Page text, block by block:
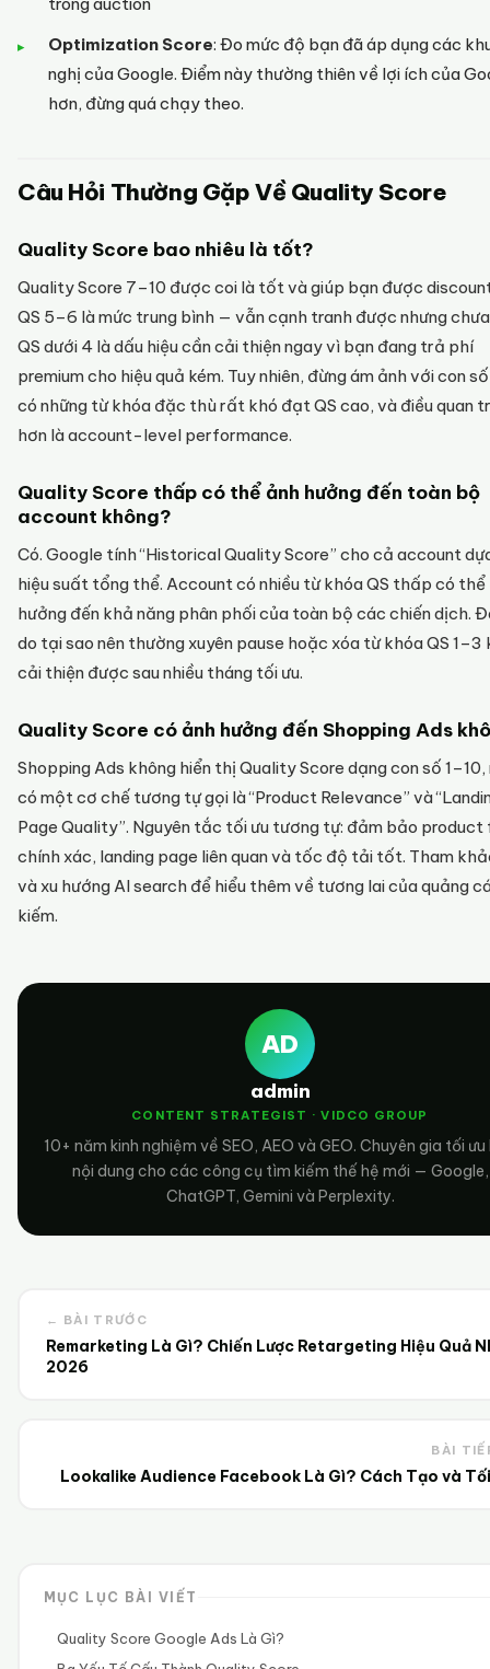
Optimization Score: Đo mức độ bạn đã áp dụng các
nghị của Google. Điểm này thường thiên về lợi ích của
hơn, đừng quá chạy theo.
Câu Hỏi Thường Gặp Về Quality Score
Quality Score bao nhiêu là tốt?
Quality Score 7–10 được coi là tốt và giúp bạn được
QS 5–6 là mức trung bình — vẫn cạnh tranh được nhưng
QS dưới 4 là dấu hiệu cần cải thiện ngay vì bạn đang trả phí
premium cho hiệu quả kém. Tuy nhiên, đừng ám ảnh với con
có những từ khóa đặc thù rất khó đạt QS cao, và điều quan
hơn là account-level performance.
Quality Score thấp có thể ảnh hưởng đến toàn bộ
account không?
Có. Google tính “Historical Quality Score” cho cả account
hiệu suất tổng thể. Account có nhiều từ khóa QS thấp có thể
hưởng đến khả năng phân phối của toàn bộ các chiến dịch.
do tại sao nên thường xuyên pause hoặc xóa từ khóa QS 1–3
cải thiện được sau nhiều tháng tối ưu.
Quality Score có ảnh hưởng đến Shopping Ads
Shopping Ads không hiển thị Quality Score dạng con số 1–10,
có một cơ chế tương tự gọi là “Product Relevance” và
Page Quality”. Nguyên tắc tối ưu tương tự: đảm bảo product
chính xác, landing page liên quan và tốc độ tải tốt. Tham
và xu hướng AI search để hiểu thêm về tương lai của quảng
kiếm.
AD
admin
CONTENT STRATEGIST · VIDCO GROUP
10+ năm kinh nghiệm về SEO, AEO và GEO. Chuyên gia tối ưu
nội dung cho các công cụ tìm kiếm thế hệ mới — Google,
ChatGPT, Gemini và Perplexity.
← BÀI TRƯỚC
Remarketing Là Gì? Chiến Lược Retargeting Hiệu Quả
2026
BÀI
Lookalike Audience Facebook Là Gì? Cách Tạo và
MỤC LỤC BÀI VIẾT
Quality Score Google Ads Là Gì?